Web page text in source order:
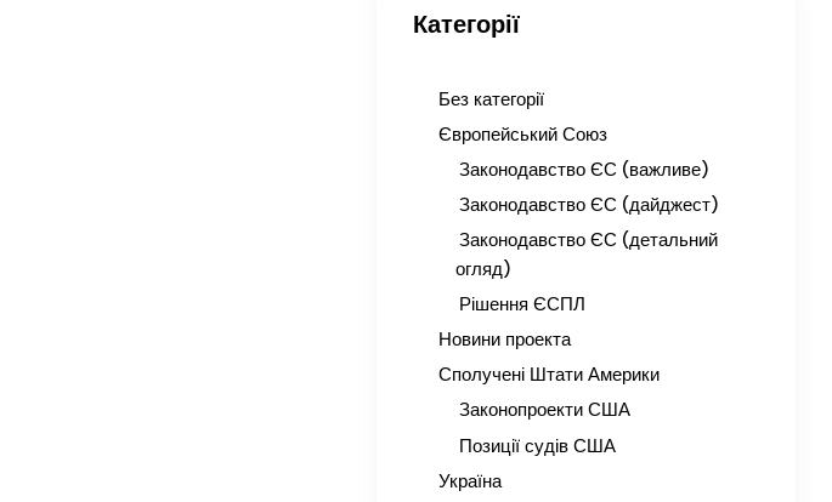
Категорії
Без категорії
Європейський Союз
Законодавство ЄС (важливе)
Законодавство ЄС (дайджест)
Законодавство ЄС (детальний
огляд)
Рішення ЄСПЛ
Новини проекта
Сполучені Штати Америки
Законопроекти США
Позиції судів США
Україна